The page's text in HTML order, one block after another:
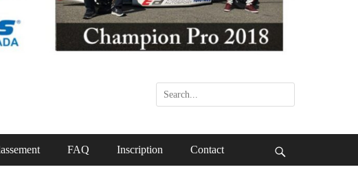
Search
for:
FAQ Inscription Contact